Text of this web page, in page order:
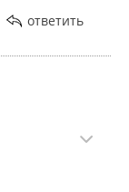
ответить